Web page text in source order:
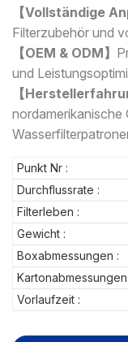
【Vollständige
Filterzubehör und
【OEM & ODM】
und
【
nordamerikanische
Punkt Nr :
Durchflussrate :
Filterleben :
Gewicht :
Boxabmessungen :
Kartonabmessungen
Vorlaufzeit :